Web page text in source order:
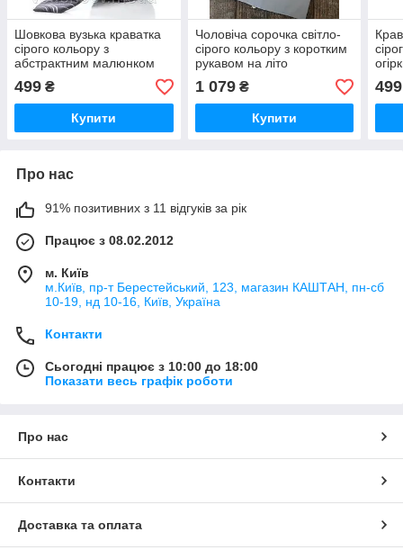
Шовкова вузька краватка
сірого кольору з
абстрактним малюнком
499 ₴
Купити
Чоловіча сорочка світло-
сірого кольору з коротким
рукавом на літо
1 079₴
Купити
499
Про нас
91% позитивних з 11 відгуків за рік
Працює з 08.02.2012
м. Київ
м.Київ, пр-т Берестейський, 123, магазин КАШТАН, пн-сб
10-19, нд 10-16, Київ, Україна
Контакти
Сьогодні працює з 10:00 до 18:00
Показати весь графік роботи
Про нас
Контакти
Доставка та оплата